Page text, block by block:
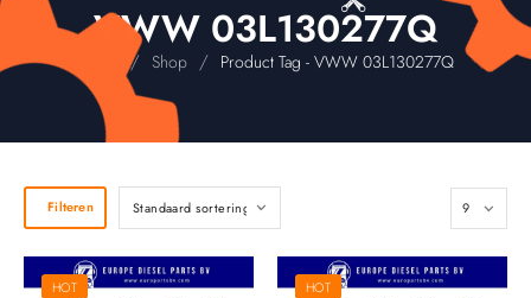
VWW 03L130277Q
/ Shop / Product Tag - VWW 03L130277Q
Filteren
HOT
HOT